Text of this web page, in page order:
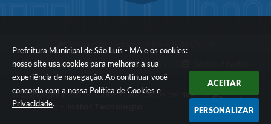
Prefeitura Municipal de São Luís - MA e os cookies:
nosso site usa cookies para melhorar a sua
experiência de navegação. Ao continuar você
concorda com a nossa Política de Cookies e
Privacidade.
ACEITAR
PERSONALIZAR
Portal atualizado em:07/08/2026 13:42
© Copyright Instar - 2006-2026. Todos os direitos
reservados -